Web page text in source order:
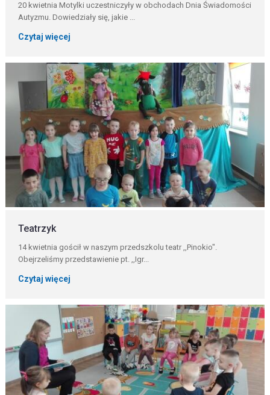
20 kwietnia Motylki uczestniczyły w obchodach Dnia Świadomości
Autyzmu. Dowiedziały się, jakie ...
Czytaj więcej
Teatrzyk
14 kwietnia gościł w naszym przedszkolu teatr ,,Pinokio".
Obejrzeliśmy przedstawienie pt. ,,Igr...
Czytaj więcej